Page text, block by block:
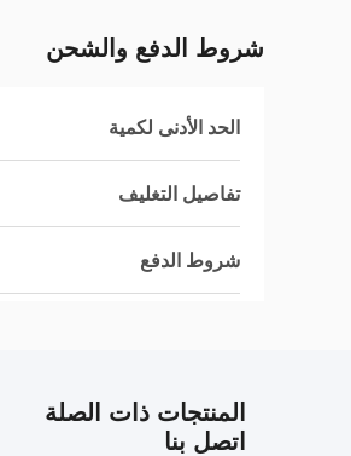
شروط الدفع والشحن
الحد الأدنى لكمية
تفاصيل التغليف
شروط الدفع
المنتجات ذات الصلة
اتصل بنا